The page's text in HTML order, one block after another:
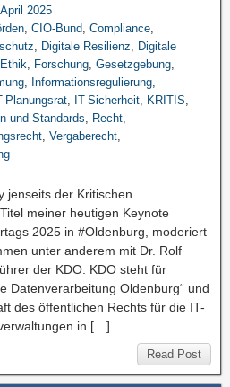
2025
, CIO-Bund, Compliance,
, Digitale Resilienz, Digitale
Ethik, Forschung, Gesetzgebung,
, Informationsregulierung,
Planungsrat, IT-Sicherheit, KRITIS,
und Standards, Recht,
, Vergaberecht,
jenseits der Kritischen
meiner heutigen Keynote
2025 in #Oldenburg, moderiert
unter anderem mit Dr. Rolf
der KDO. KDO steht für
Datenverarbeitung Oldenburg“ und
des öffentlichen Rechts für die IT-
in […]
Read Post